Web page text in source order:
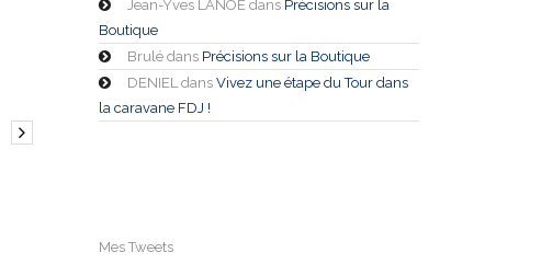
Jean-Yves LANOE dans Précisions sur la
Boutique
Brulé dans Précisions sur la Boutique
DENIEL dans Vivez une étape du Tour dans
la caravane FDJ !
Mes Tweets